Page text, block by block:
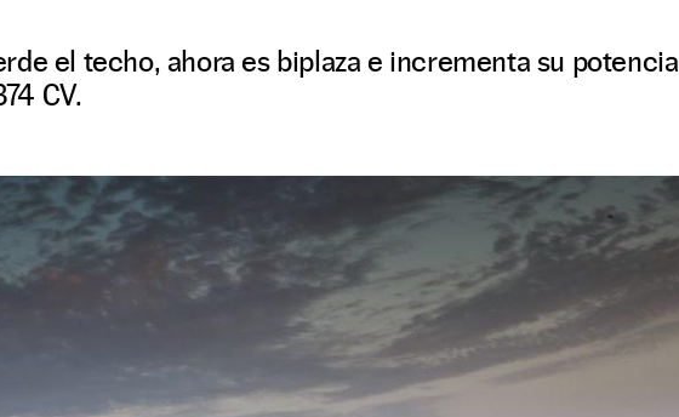
el techo, ahora es biplaza e incrementa su potencia
CV.